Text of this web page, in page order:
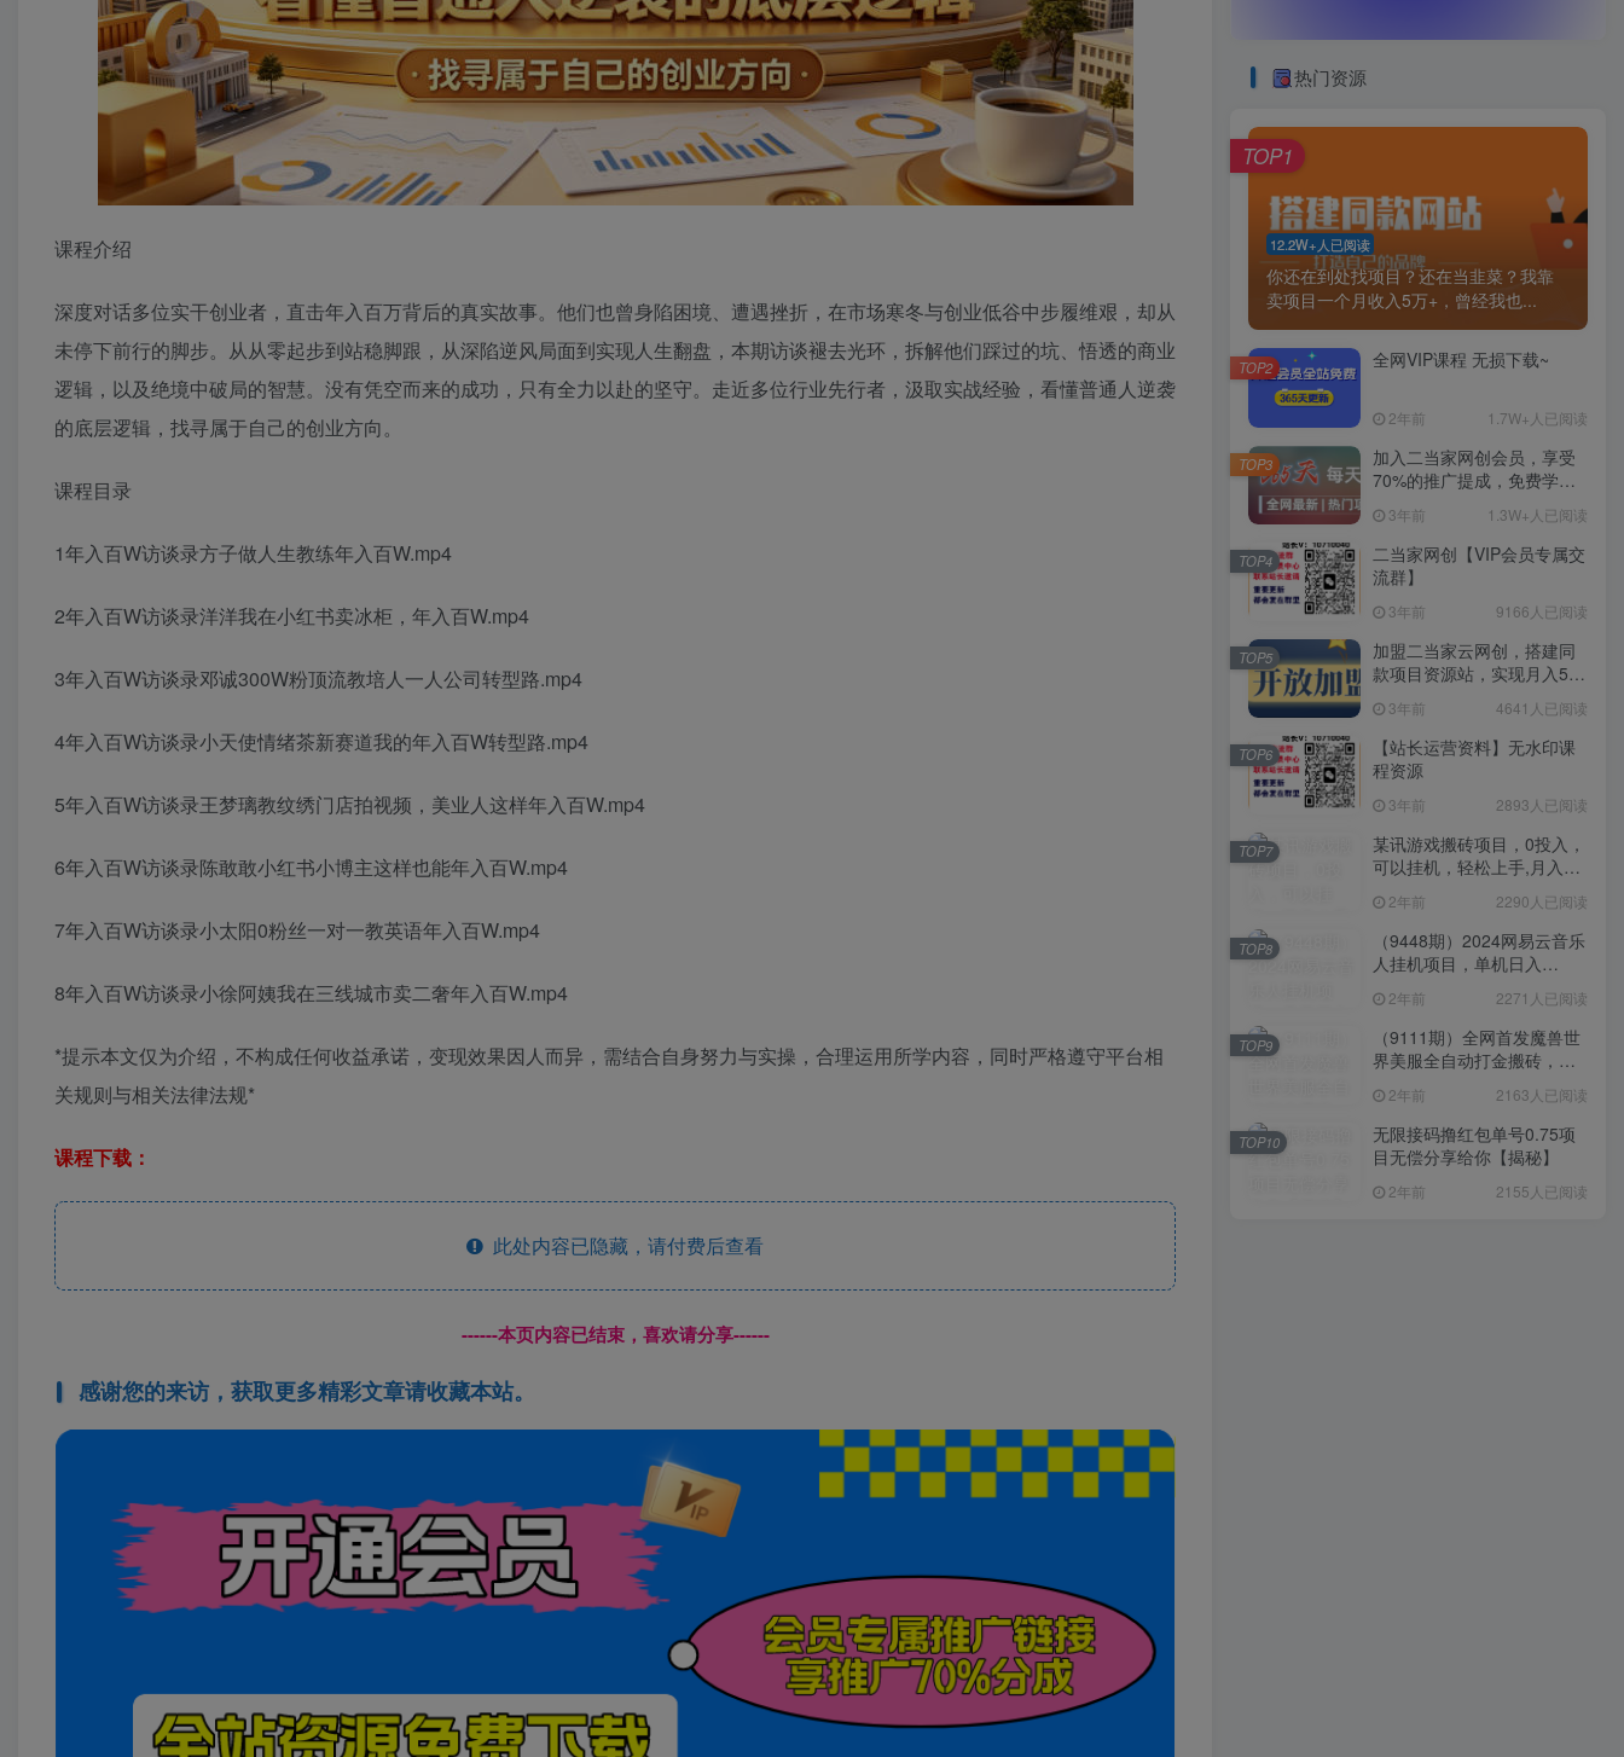
课程介绍
深度对话多位实干创业者，直击年入百万背后的真实故事。他们也曾身陷困境、遭遇挫折，在市场寒冬与创业低谷中步履维艰，却从
未停下前行的脚步。从从零起步到站稳脚跟，从深陷逆风局面到实现人生翻盘，本期访谈褪去光环，拆解他们踩过的坑、悟透的商业
逻辑，以及绝境中破局的智慧。没有凭空而来的成功，只有全力以赴的坚守。走近多位行业先行者，汲取实战经验，看懂普通人逆袭
的底层逻辑，找寻属于自己的创业方向。
课程目录
1年入百W访谈录方子做人生教练年入百W.mp4
2年入百W访谈录洋洋我在小红书卖冰柜，年入百W.mp4
3年入百W访谈录邓诚300W粉顶流教培人一人公司转型路.mp4
4年入百W访谈录小天使情绪茶新赛道我的年入百W转型路.mp4
5年入百W访谈录王梦璃教纹绣门店拍视频，美业人这样年入百W.mp4
6年入百W访谈录陈敢敢小红书小博主这样也能年入百W.mp4
7年入百W访谈录小太阳0粉丝一对一教英语年入百W.mp4
8年入百W访谈录小徐阿姨我在三线城市卖二奢年入百W.mp4
*提示本文仅为介绍，不构成任何收益承诺，变现效果因人而异，需结合自身努力与实操，合理运用所学内容，同时严格遵守平台相
关规则与相关法律法规*
课程下载：
此处内容已隐藏，请付费后查看
------本页内容已结束，喜欢请分享------
感谢您的来访，获取更多精彩文章请收藏本站。
热门资源
12.2W+人已阅读
你还在到处找项目？还在当韭菜？我靠
卖项目一个月收入5万+，曾经我也...
TOP1
全网VIP课程 无损下载~
2年前 1.7W+人已阅读
TOP2
加入二当家网创会员，享受
70%的推广提成，免费学习
大神。
3年前 1.3W+人已阅读
TOP3
二当家网创【VIP会员专属交
流群】
3年前 9166人已阅读
TOP4
加盟二当家云网创，搭建同
款项目资源站，实现月入5万
3年前 4641人已阅读
TOP5
【站长运营资料】无水印课
程资源
3年前 2893人已阅读
TOP6
某讯游戏搬砖项目，0投入，
可以挂机，轻松上手,月入
2年前 2290人已阅读
TOP7
（9448期）2024网易云音乐
人挂机项目，单机日入
2年前 2271人已阅读
TOP8
（9111期）全网首发魔兽世
界美服全自动打金搬砖，日
姆级教学
2年前 2163人已阅读
TOP9
无限接码撸红包单号0.75项
目无偿分享给你【揭秘】
2年前 2155人已阅读
TOP10